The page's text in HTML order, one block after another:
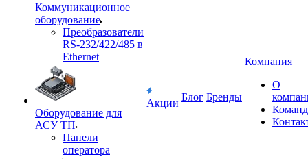
Коммуникационное
оборудование
Преобразователи
RS-232/422/485 в
Ethernet
Оборудование для
АСУ ТП
Панели
оператора
Акции
Блог Бренды
Компания
О